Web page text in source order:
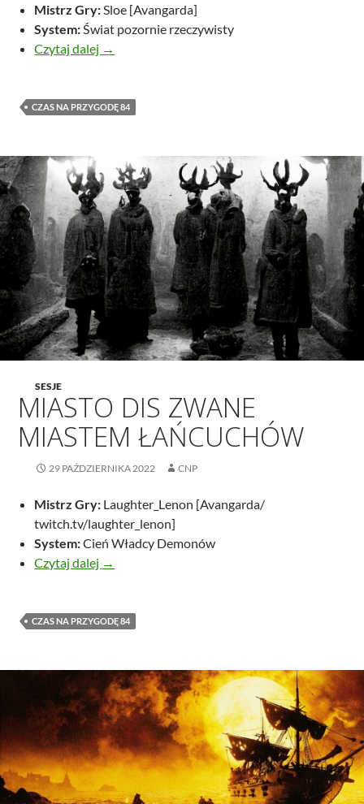
Mistrz Gry: Sloe [Avangarda]
System: Świat pozornie rzeczywisty
Czytaj dalej
Tamam Shud
→
CZAS NA PRZYGODĘ 84
SESJE
MIASTO DIS ZWANE
MIASTEM ŁAŃCUCHÓW
29 PAŹDZIERNIKA 2022 CNP
Mistrz Gry: Laughter_Lenon [Avangarda/
twitch.tv/laughter_lenon]
System:Cień Władcy Demonów
Czytaj dalej
Miasto Dis zwane Miastem Łańcuchów
→
CZAS NA PRZYGODĘ 84